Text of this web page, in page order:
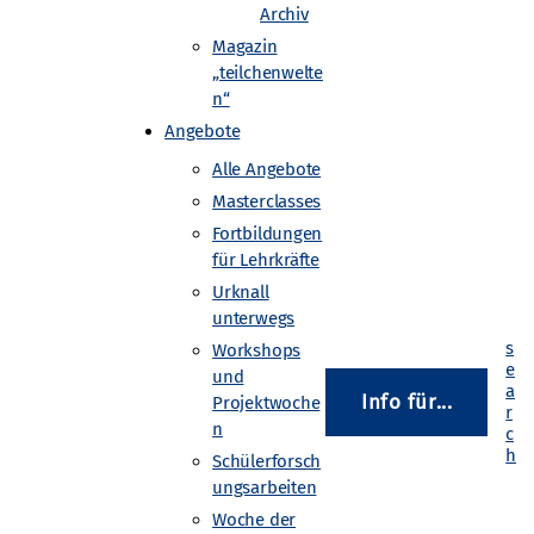
Archiv
Magazin
„teilchenwelte
n“
Angebote
Alle Angebote
Masterclasses
Fortbildungen
für Lehrkräfte
Urknall
unterwegs
Workshops
und
Projektwoche
n
Schülerforsch
ungsarbeiten
Woche der
Info für...
und -schülern aus der
um Forschung zwei Wochen
Beamlineszu testen. Da
sich planmäßig in einer langen
Niederlanden im Oktober 2019 für